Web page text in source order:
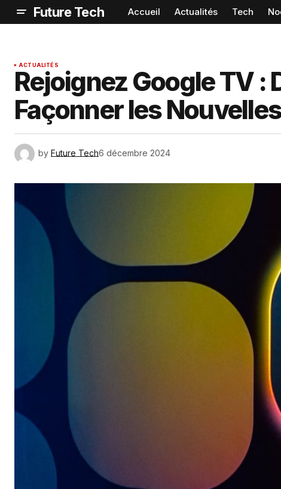
Future Tech Accueil Actualités Tech
ACTUALITÉS
Rejoignez Google TV :
Façonner les
by Future Tech6 décembre 2024